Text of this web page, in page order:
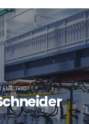
ELECTRIC